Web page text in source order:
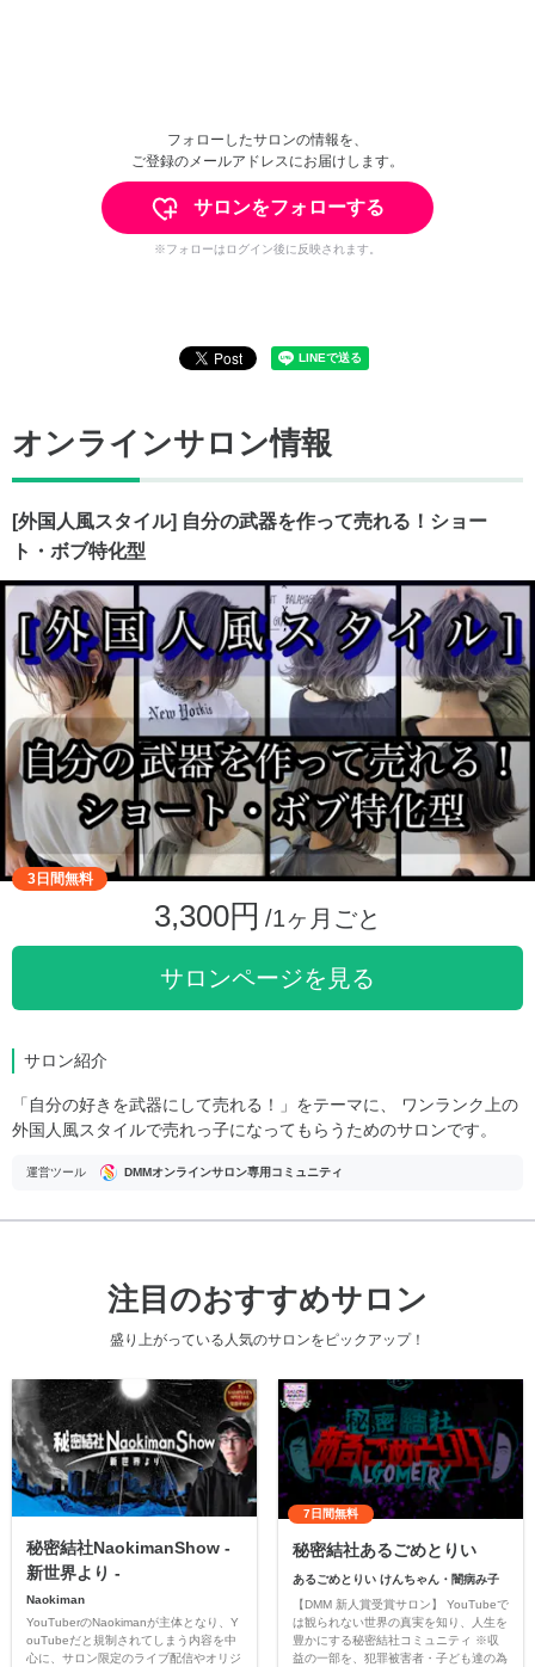
フォローしたサロンの情報を、
ご登録のメールアドレスにお届けします。
サロンをフォローする
※フォローはログイン後に反映されます。
オンラインサロン情報
[外国人風スタイル] 自分の武器を作って売れる！ショー
ト・ボブ特化型
3日間無料
3,300円 /1ヶ月ごと
サロンページを見る
サロン紹介
「自分の好きを武器にして売れる！」をテーマに、 ワンランク上の
外国人風スタイルで売れっ子になってもらうためのサロンです。
運営ツール DMMオンラインサロン専用コミュニティ
注目のおすすめサロン
盛り上がっている人気のサロンをピックアップ！
秘密結社NaokimanShow -
新世界より -
Naokiman
YouTuberのNaokimanが主体となり、Y
ouTubeだと規制されてしまう内容を中
心に、サロン限定のライブ配信やオリジ
7日間無料
秘密結社あるごめとりい
あるごめとりい けんちゃん・闇病み子
【DMM 新人賞受賞サロン】 YouTubeで
は観られない世界の真実を知り、人生を
豊かにする秘密結社コミュニティ ※収
益の一部を、犯罪被害者・子ども達の為